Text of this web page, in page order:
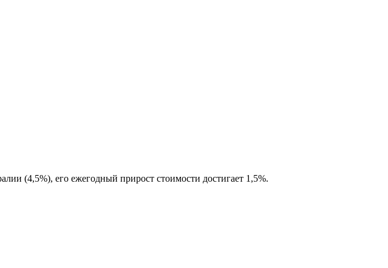
(4,5%), его ежегодный прирост стоимости достигает 1,5%.